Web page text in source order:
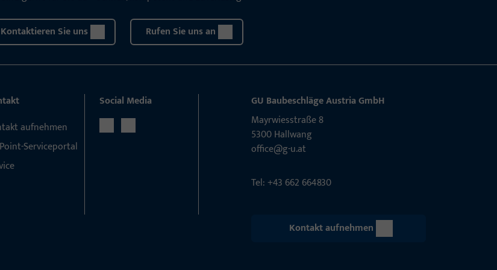
Kontaktieren Sie uns Rufen Sie uns an
aufnehmen
Serviceportal
Social Media
GU Baubeschläge Aus­tria GmbH
Mayrwies­straße 8
5300 Hall­wang
office@g-u.at
Tel: +43 662 664830
Kontakt aufnehmen